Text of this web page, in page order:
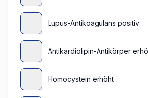
Lupus-Antikoagulans positiv
Antikardiolipin-Antikörper
Homocystein erhöht